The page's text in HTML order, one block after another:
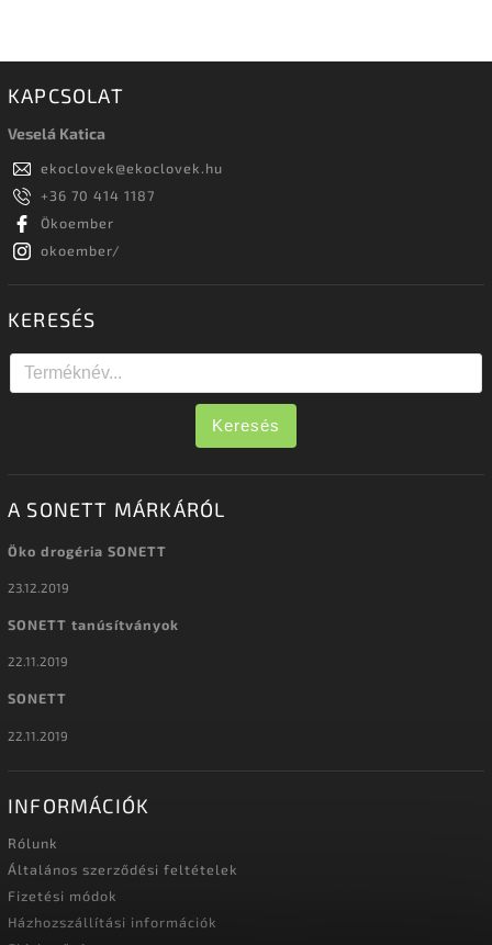
KAPCSOLAT
Veselá Katica
ekoclovek@ekoclovek.hu
+36 70 414 1187
Ökoember
okoember/
KERESÉS
Keresés
A SONETT MÁRKÁRÓL
Öko drogéria SONETT
23.12.2019
SONETT tanúsítványok
22.11.2019
SONETT
22.11.2019
INFORMÁCIÓK
Rólunk
Általános szerződési feltételek
Fizetési módok
Házhozszállítási információk